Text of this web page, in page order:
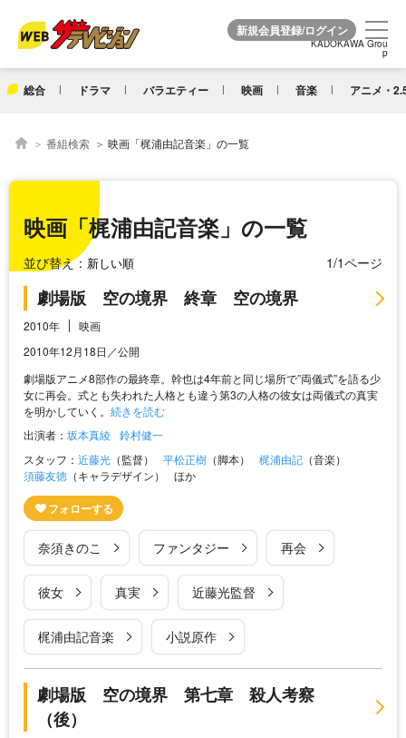
KADOKAWA Grou
p
総合 ドラマ バラエティー 映画 音楽 アニメ・
KADOKAWA Grou
p
番組検索 映画「梶浦由記音楽」の一覧
映画「梶浦由記音楽」の一覧
並び替え： 1/1ページ
劇場版 空の境界 終章 空の境界
2010年
映画
2010年12月18日／公開
劇場版アニメ8部作の最終章。幹也は4年前と同じ場所で”両儀式”を語る少
女に再会。式とも失われた人格とも違う第3の人格の彼女は両儀式の真実
を明かしていく。 続きを読む
出演者： 坂本真綾
鈴村健一
スタッフ： 近藤光 （監督） 平松正樹 （脚本） 梶浦由記 （音楽）
須藤友徳 （キャラデザイン） ほか
奈須きのこ ファンタジー 再会
彼女 真実 近藤光監督
梶浦由記音楽 小説原作
劇場版 空の境界 第七章 殺人考察
（後）